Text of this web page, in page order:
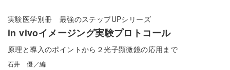
実験医学別冊 最強のステップUPシリーズ
in vivoイメージング実験プロトコール
原理と導入のポイントから２光子顕微鏡の応用まで
石井 優／編